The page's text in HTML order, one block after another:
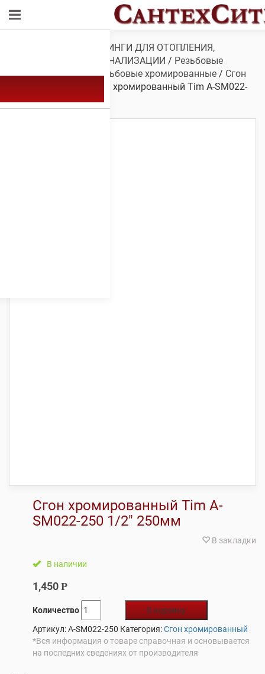
ТРУБЫ И ФИТИНГИ ДЛЯ ОТОПЛЕНИЯ,
ВОДОСНАБЖЕНИЯ, КАНАЛИЗАЦИИ / Резьбовые
фитинги/Фитинги резьбовые хромированные / Сгон
/ Сгон хромированный Tim A-SM022-
250 1/2″ 250мм
Сгон хромированный Tim A-
SM022-250 1/2″ 250мм
В закладки
В наличии
1,450 Р
Количество
В корзину
Артикул:A-SM022-250 Категория:Сгон хромированный
*Вся информация о товаре справочная и основывается
на последних сведениях от производителя